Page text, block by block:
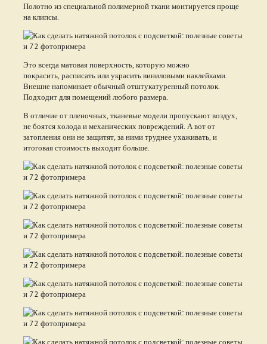
Полотно из специальной полимерной ткани монтируется проще
на клипсы.
Это всегда матовая поверхность, которую можно
покрасить, расписать или украсить виниловыми наклейками.
Внешне напоминает обычный отштукатуренный потолок.
Подходит для помещений любого размера.
В отличие от пленочных, тканевые модели пропускают воздух,
не боятся холода и механических повреждений. А вот от
затопления они не защитят, за ними труднее ухаживать, и
итоговая стоимость выходит больше.